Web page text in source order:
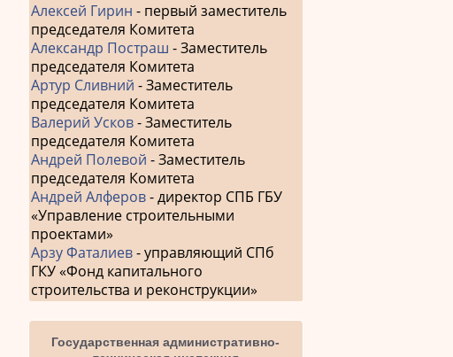
Алексей Гирин - первый заместитель
председателя Комитета
Александр Постраш - Заместитель
председателя Комитета
Артур Сливний - Заместитель
председателя Комитета
Валерий Усков- Заместитель
председателя Комитета
Андрей Полевой - Заместитель
председателя Комитета
Андрей Алферов- директор СПБ ГБУ
«Управление строительными
проектами»
Арзу Фаталиев- управляющий СПб
ГКУ «Фонд капитального
строительства и реконструкции»
Государственная административно-